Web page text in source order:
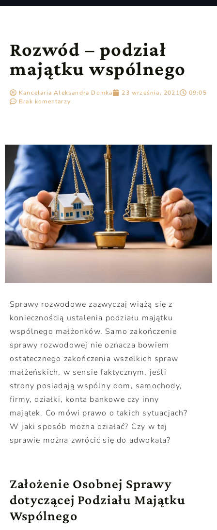
Rozwód – podział
majątku wspólnego
Kancelaria Aleksandra Domka 23 września, 2021
09:05
Brak komentarzy
Sprawy rozwodowe zazwyczaj wiążą się z
koniecznością ustalenia podziału majątku
wspólnego małżonków. Samo zakończenie
sprawy rozwodowej nie oznacza bowiem
ostatecznego zakończenia wszelkich spraw
małżeńskich, w sensie faktycznym, jeśli
strony posiadają wspólny dom, samochody,
firmy, działki, konta bankowe czy inny
majątek. Co mówi prawo o takich sytuacjach?
W jaki sposób można działać? Czy w tej
sprawie można zwrócić się do adwokata?
Założenie Osobnej Sprawy
dotyczącej Podziału Majątku
Wspólnego